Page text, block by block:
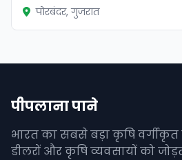
पोरबंदर, गुजरात
पीपलाना पाने
भारत का सबसे बड़ा कृषि वर्गीकृत
डीलरों और कृषि व्यवसायों को